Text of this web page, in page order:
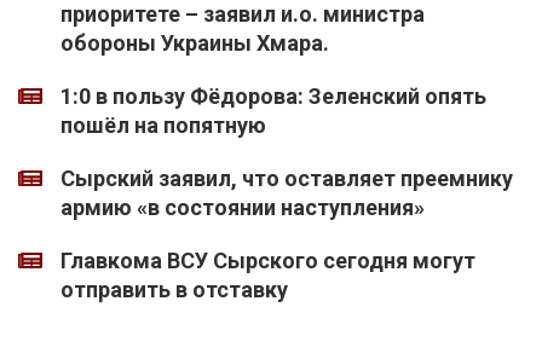
приоритете – заявил и.о. министра
обороны Украины Хмара.
1:0 в пользу Фёдорова: Зеленский опять
пошёл на попятную
Сырский заявил, что оставляет преемнику
армию «в состоянии наступления»
Главкома ВСУ Сырского сегодня могут
отправить в отставку